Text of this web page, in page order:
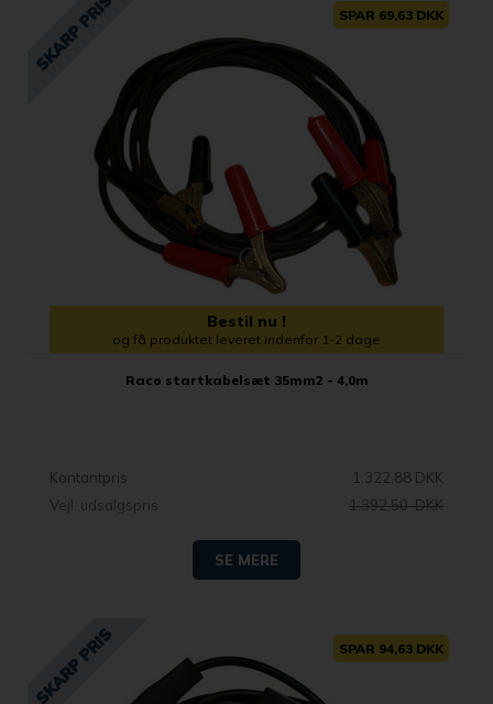
SPAR 69,63 DKK
Bestil nu !
og få produktet leveret indenfor 1-2 dage
Raco startkabelsæt 35mm2 - 4,0m
Kontantpris
1.322,88 DKK
Vejl. udsalgspris
1.392,50 DKK
SE MERE
SPAR 94,63 DKK